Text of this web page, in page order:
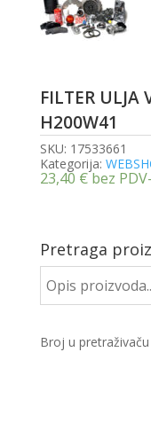
FILTER ULJA
H200W41
SKU: 17533661
Kategorija:
23,40 €bez
Pretraga
Broj u